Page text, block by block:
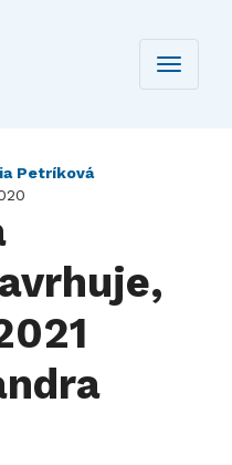
Toggle
Petríková